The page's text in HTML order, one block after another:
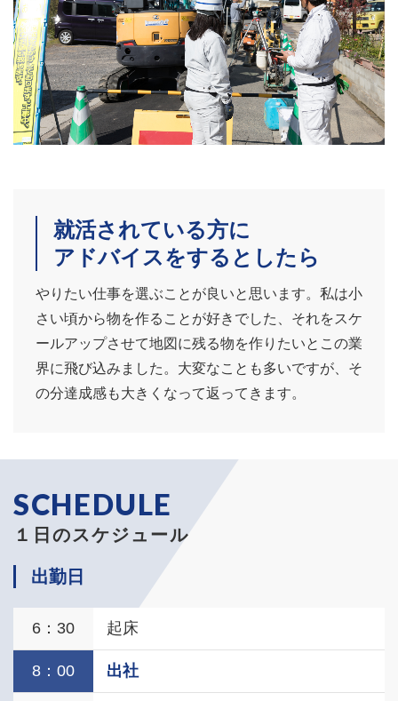
就活されている方に
アドバイスをするとしたら
やりたい仕事を選ぶことが良いと思います。私は小
さい頃から物を作ることが好きでした、それをスケ
ールアップさせて地図に残る物を作りたいとこの業
界に飛び込みました。大変なことも多いですが、そ
の分達成感も大きくなって返ってきます。
１日のスケジュール
出勤日
6：30 起床
8：00 出社